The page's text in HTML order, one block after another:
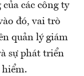
các công ty
đó, vai trò
quản lý giám
sự phát triển